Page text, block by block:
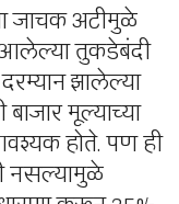
जाचक अटीमुळे
तुकडेबंदी
झालेल्या
मूल्याच्या
होते. पण ही
नसल्यामुळे